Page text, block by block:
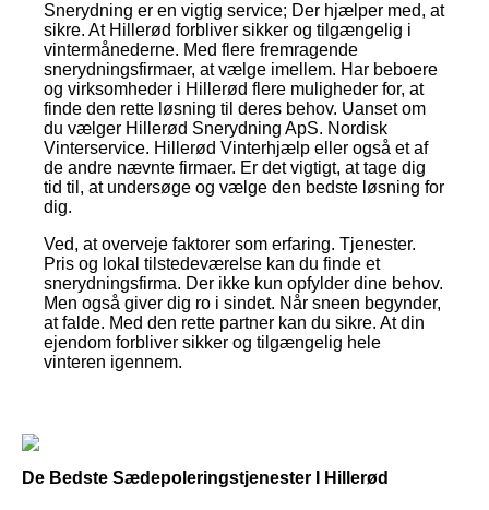
Snerydning er en vigtig service; Der hjælper med, at
sikre. At Hillerød forbliver sikker og tilgængelig i
vintermånederne. Med flere fremragende
snerydningsfirmaer, at vælge imellem. Har beboere
og virksomheder i Hillerød flere muligheder for, at
finde den rette løsning til deres behov. Uanset om
du vælger Hillerød Snerydning ApS. Nordisk
Vinterservice. Hillerød Vinterhjælp eller også et af
de andre nævnte firmaer. Er det vigtigt, at tage dig
tid til, at undersøge og vælge den bedste løsning for
dig.
Ved, at overveje faktorer som erfaring. Tjenester.
Pris og lokal tilstedeværelse kan du finde et
snerydningsfirma. Der ikke kun opfylder dine behov.
Men også giver dig ro i sindet. Når sneen begynder,
at falde. Med den rette partner kan du sikre. At din
ejendom forbliver sikker og tilgængelig hele
vinteren igennem.
De Bedste Sædepoleringstjenester I Hillerød